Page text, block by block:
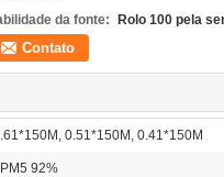
da fonte: Rolo 100 pela
Contato
0.51*150M, 0.41*150M
92%